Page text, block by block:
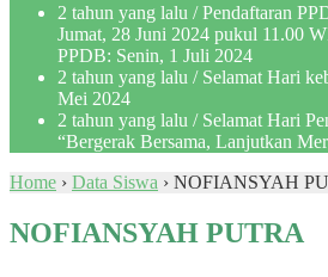
2 tahun yang lalu / Pendaftaran
Jumat, 28 Juni 2024 pukul 11.00
PPDB: Senin, 1 Juli 2024
2 tahun yang lalu / Selamat Hari
Mei 2024
2 tahun yang lalu / Selamat Hari
“Bergerak Bersama, Lanjutkan
Home › Data Siswa › NOFIANSYAH
NOFIANSYAH PUTRA